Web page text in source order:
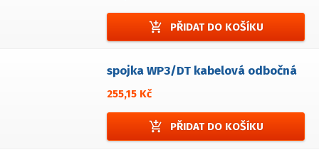
add_shopping_cart PŘIDAT DO KOŠÍKU
spojka WP3/DT kabelová odbočná
255,15 Kč
add_shopping_cart PŘIDAT DO KOŠÍKU